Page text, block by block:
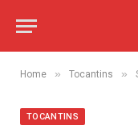
Home » Tocantins »
TOCANTINS